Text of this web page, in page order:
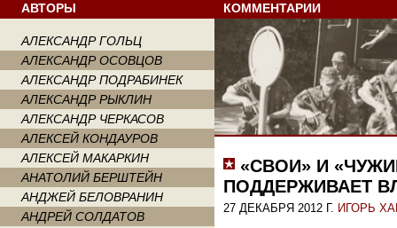
АВТОРЫ
АЛЕКСАНДР ГОЛЬЦ
АЛЕКСАНДР ОСОВЦОВ
АЛЕКСАНДР ПОДРАБИНЕК
АЛЕКСАНДР РЫКЛИН
АЛЕКСАНДР ЧЕРКАСОВ
АЛЕКСЕЙ КОНДАУРОВ
АЛЕКСЕЙ МАКАРКИН
АНАТОЛИЙ БЕРШТЕЙН
АНДЖЕЙ БЕЛОВРАНИН
АНДРЕЙ СОЛДАТОВ
КОММЕНТАРИИ
«СВОИ» И
ПОДДЕРЖИВАЕТ
27 ДЕКАБРЯ 2012 Г. ИГОРЬ